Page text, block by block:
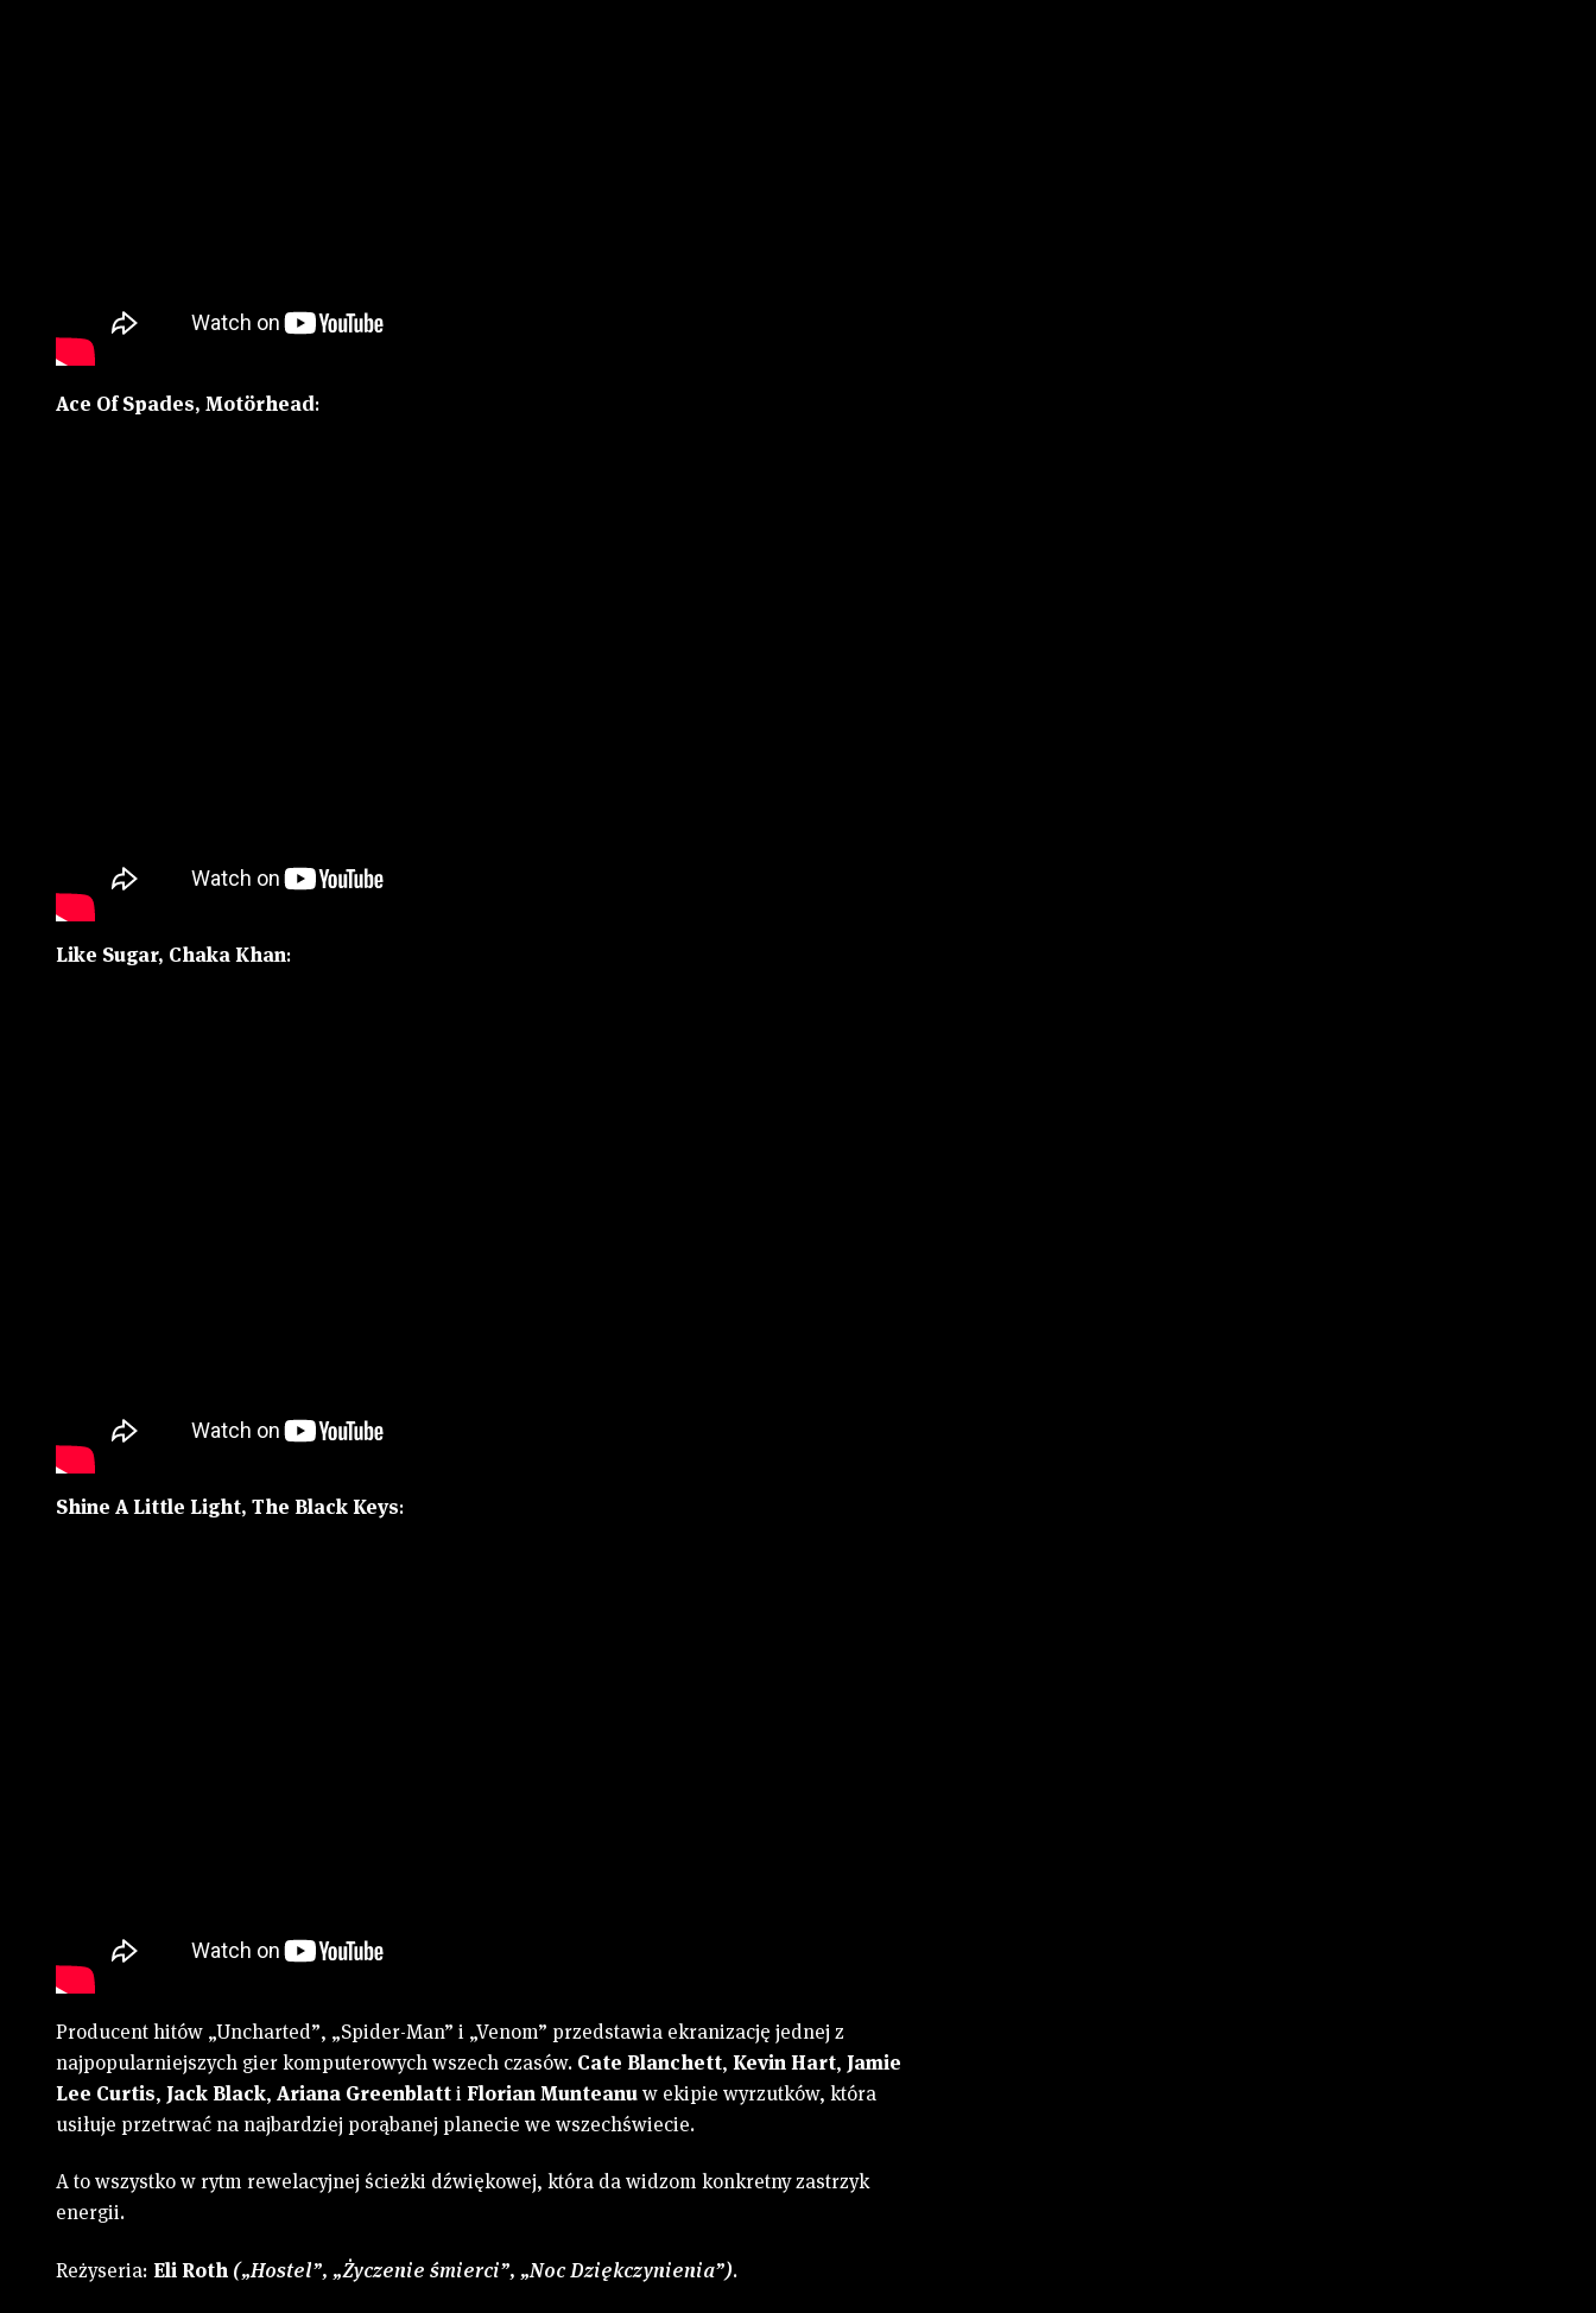
Ace Of Spades, Motörhead:
Like Sugar, Chaka Khan:
Shine A Little Light, The Black Keys:
Producent hitów „Uncharted”, „Spider-Man” i „Venom” przedstawia ekranizację jednej z
najpopularniejszych gier komputerowych wszech czasów. Cate Blanchett, Kevin Hart, Jamie
Lee Curtis, Jack Black, Ariana GreenblattiFlorian Munteanuw ekipie wyrzutków, która
usiłuje przetrwać na najbardziej porąbanej planecie we wszechświecie.
A to wszystko w rytm rewelacyjnej ścieżki dźwiękowej, która da widzom konkretny zastrzyk
energii.
Reżyseria: Eli Roth („Hostel”, „Życzenie śmierci”, „Noc Dziękczynienia”).